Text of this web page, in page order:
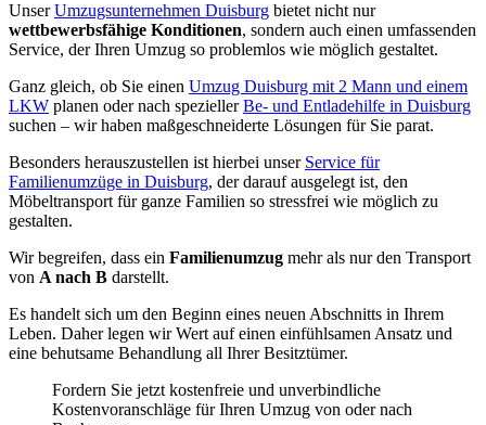
UnserUmzugsunternehmen Duisburg bietet nicht nur
wettbewerbsfähige Konditionen, sondern auch einen umfassenden
Service, der Ihren Umzug so problemlos wie möglich gestaltet.
Ganz gleich, ob Sie einen Umzug Duisburg mit 2 Mann und einem
LKW planen oder nach speziellerBe- und Entladehilfe in Duisburg
suchen – wir haben maßgeschneiderte Lösungen für Sie parat.
Besonders herauszustellen ist hierbei unser Service für
Familienumzüge in Duisburg, der darauf ausgelegt ist, den
Möbeltransport für ganze Familien so stressfrei wie möglich zu
gestalten.
Wir begreifen, dass ein Familienumzug mehr als nur den Transport
von A nach B darstellt.
Es handelt sich um den Beginn eines neuen Abschnitts in Ihrem
Leben. Daher legen wir Wert auf einen einfühlsamen Ansatz und
eine behutsame Behandlung all Ihrer Besitztümer.
Fordern Sie jetzt kostenfreie und unverbindliche
Kostenvoranschläge für Ihren Umzug von oder nach